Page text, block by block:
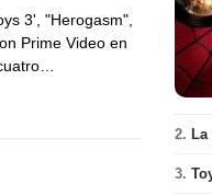
3', "Herogasm",
Prime Video en
2.
3.